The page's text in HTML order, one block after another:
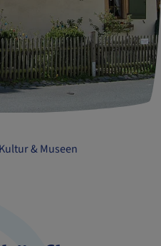
Kultur & Museen